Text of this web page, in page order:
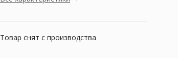
Товар снят с производства